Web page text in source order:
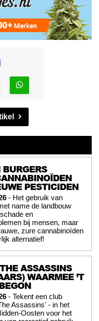
PESTICIDEN
- Het gebruik van
name de landbouw
en
bij mensen, maar
zure cannabinoïden
alternatief!
ASSASSINS
WAARMEE ’T
- Tekent een club
Assassins' - in het
Oosten voor het